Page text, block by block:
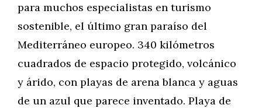
para muchos especialistas en turismo
sostenible, el último gran paraíso del
Mediterráneo europeo. 340 kilómetros
cuadrados de espacio protegido, volcánico
y árido, con playas de arena blanca y aguas
de un azul que parece inventado. Playa de